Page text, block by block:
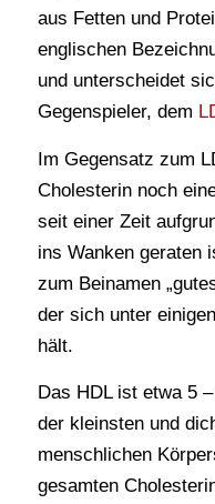
aus Fetten und
englischen
und unterscheidet
Gegenspieler, dem
Im Gegensatz zum
Cholesterin noch
seit einer Zeit
ins Wanken geraten
zum Beinamen
der sich unter
hält.
Das HDL ist etwa 5
der kleinsten und
menschlichen
gesamten